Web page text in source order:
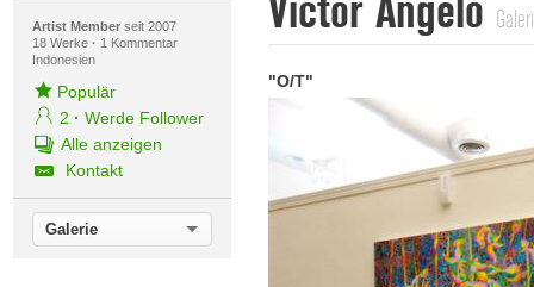
Alle Fokus-Werke
Fokus-Werke
Neue Werke – Auswahl
Artist Memberseit 2007
18 Werke · 1 Kommentar
Indonesien
Populär
2 · Werde Follower
Alle anzeigen
Kontakt
Galerie
Victor Angelo
"O/T"